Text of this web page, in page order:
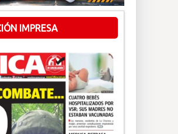
IMPRESA